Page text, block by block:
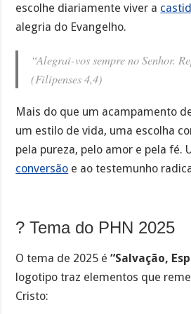
escolhe diariamente viver a
alegria do Evangelho.
“Alegrai-vos sempre no Senhor.
(Filipenses 4,4)
Mais do que um acampamento
um estilo de vida, uma escolha
pela pureza, pelo amor e pela fé.
conversão e ao testemunho
? Tema do PHN 2025
O tema de 2025 é“Salvação,
logotipo traz elementos que
Cristo: